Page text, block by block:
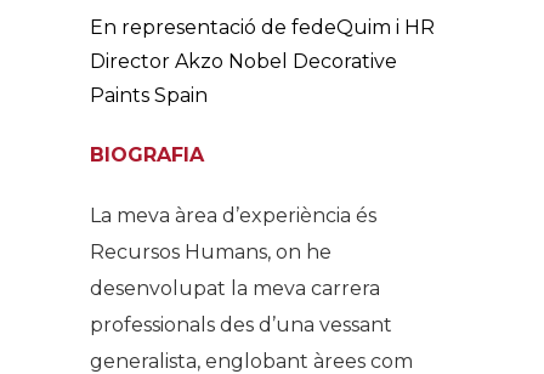
En representació de fedeQuim i HR
Director Akzo Nobel Decorative
Paints Spain
BIOGRAFIA
La meva àrea d’experiència és
Recursos Humans, on he
desenvolupat la meva carrera
professionals des d’una vessant
generalista, englobant àrees com